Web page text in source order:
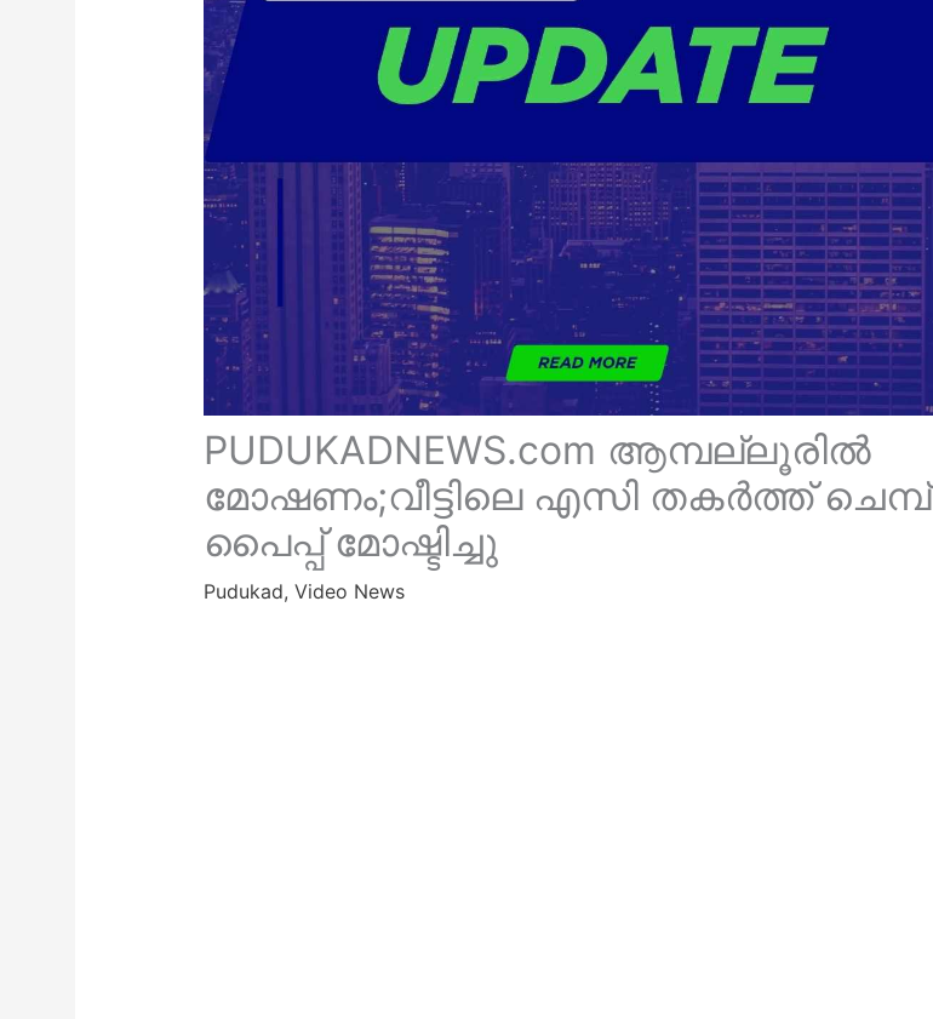
PUDUKADNEWS.com ആമ്പല്ലൂരിൽ
മോഷണം;വീട്ടിലെ എസി തകർത്ത് ചെമ്പ്
പൈപ്പ് മോഷ്ടിച്ചു
Pudukad,Video News